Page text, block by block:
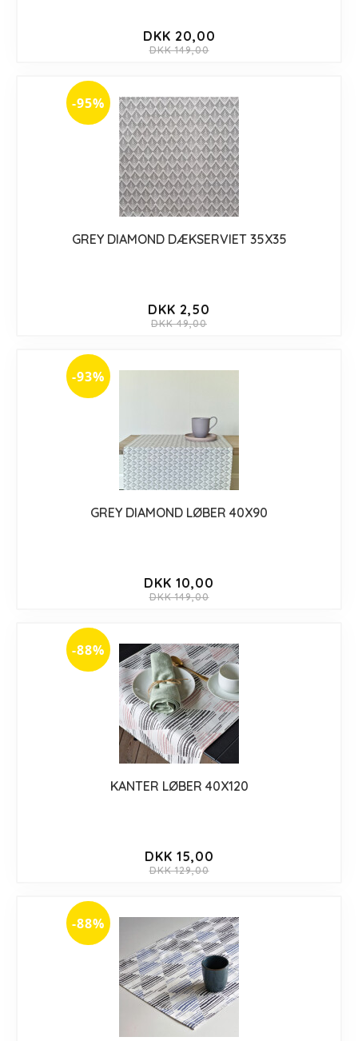
DKK 20,00
DKK 149,00
-95%
GREY DIAMOND DÆKSERVIET 35X35
DKK 2,50
DKK 49,00
-93%
GREY DIAMOND LØBER 40X90
DKK 10,00
DKK 149,00
-88%
KANTER LØBER 40X120
DKK 15,00
DKK 129,00
-88%